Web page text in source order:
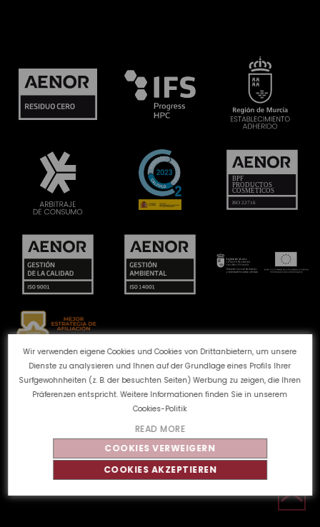
Wir verwenden eigene Cookies und Cookies von Drittanbietern, um unsere
Dienste zu analysieren und Ihnen auf der Grundlage eines Profils Ihrer
Surfgewohnheiten (z. B. der besuchten Seiten) Werbung zu zeigen, die Ihren
Präferenzen entspricht. Weitere Informationen finden Sie in unserem
Cookies-Politik
READ MORE
COOKIES VERWEIGERN
COOKIES AKZEPTIEREN
Beschwerdekanal
Cookie-Richtlinie
Datenschutzbestimmungen
Rechtlicher Hinweis
2026 - Alle Rechte vorbehalten